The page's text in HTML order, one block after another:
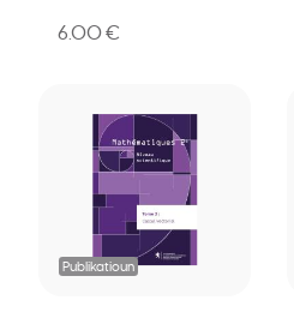
6.00 €
Publikatioun